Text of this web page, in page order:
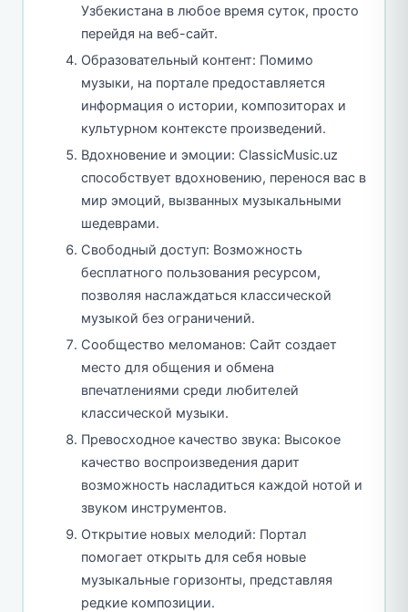
Узбекистана в любое время суток, просто
перейдя на веб-сайт.
Образовательный контент: Помимо
музыки, на портале предоставляется
информация о истории, композиторах и
культурном контексте произведений.
Вдохновение и эмоции: ClassicMusic.uz
способствует вдохновению, перенося вас в
мир эмоций, вызванных музыкальными
шедеврами.
Свободный доступ: Возможность
бесплатного пользования ресурсом,
позволяя наслаждаться классической
музыкой без ограничений.
Сообщество меломанов: Сайт создает
место для общения и обмена
впечатлениями среди любителей
классической музыки.
Превосходное качество звука: Высокое
качество воспроизведения дарит
возможность насладиться каждой нотой и
звуком инструментов.
Открытие новых мелодий: Портал
помогает открыть для себя новые
музыкальные горизонты, представляя
редкие композиции.